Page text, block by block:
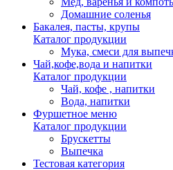
Домашние соленья
Бакалея, пасты, крупы
Каталог продукции
Мука, смеси для
Чай,кофе,вода и напитки
Каталог продукции
Чай, кофе , напитки
Вода, напитки
Фуршетное меню
Каталог продукции
Брускетты
Выпечка
Тестовая категория